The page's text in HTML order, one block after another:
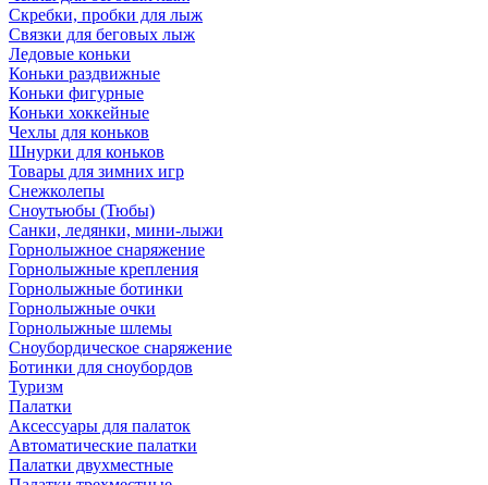
Скребки, пробки для лыж
Связки для беговых лыж
Ледовые коньки
Коньки раздвижные
Коньки фигурные
Коньки хоккейные
Чехлы для коньков
Шнурки для коньков
Товары для зимних игр
Снежколепы
Сноутьюбы (Тюбы)
Санки, ледянки, мини-лыжи
Горнолыжное снаряжение
Горнолыжные крепления
Горнолыжные ботинки
Горнолыжные очки
Горнолыжные шлемы
Сноубордическое снаряжение
Ботинки для сноубордов
Туризм
Палатки
Аксессуары для палаток
Автоматические палатки
Палатки двухместные